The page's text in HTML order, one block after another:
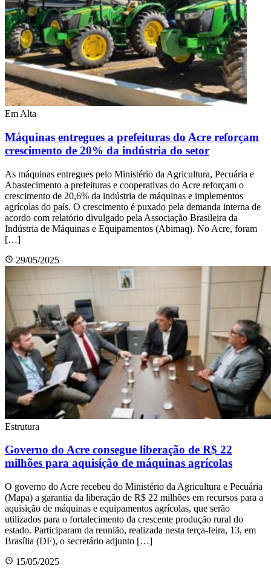
Em Alta
Máquinas entregues a prefeituras do Acre reforçam
crescimento de 20% da indústria do setor
As máquinas entregues pelo Ministério da Agricultura, Pecuária e
Abastecimento a prefeituras e cooperativas do Acre reforçam o
crescimento de 20,6% da indústria de máquinas e implementos
agrícolas do país. O crescimento é puxado pela demanda interna de
acordo com relatório divulgado pela Associação Brasileira da
Indústria de Máquinas e Equipamentos (Abimaq). No Acre, foram
[…]
29/05/2025
Estrutura
Governo do Acre consegue liberação de R$ 22
milhões para aquisição de máquinas agrícolas
O governo do Acre recebeu do Ministério da Agricultura e Pecuária
(Mapa) a garantia da liberação de R$ 22 milhões em recursos para a
aquisição de máquinas e equipamentos agrícolas, que serão
utilizados para o fortalecimento da crescente produção rural do
estado. Participaram da reunião, realizada nesta terça-feira, 13, em
Brasília (DF), o secretário adjunto […]
15/05/2025